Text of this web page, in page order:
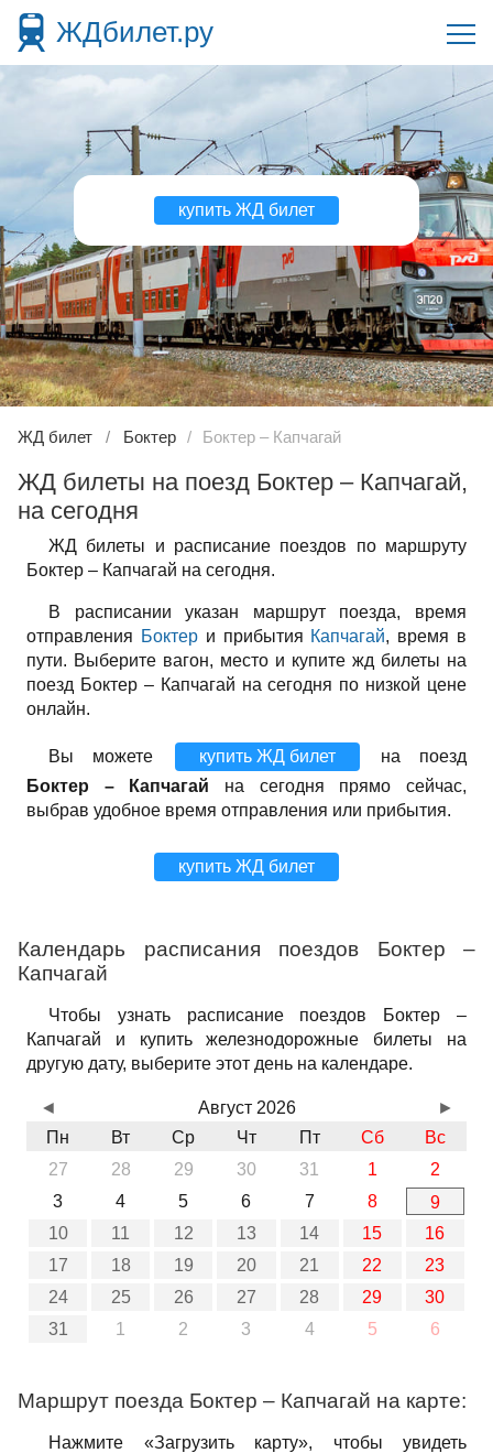
ЖДбилет.ру
купить ЖД билет
ЖД билет Боктер Боктер – Капчагай
ЖД билеты на поезд Боктер – Капчагай,
на сегодня
ЖД билеты и расписание поездов по маршруту
Боктер – Капчагай на сегодня.
В расписании указан маршрут поезда, время
отправления Боктери прибытия Капчагай, время в
пути. Выберите вагон, место и купите жд билеты на
поезд Боктер – Капчагай на сегодня по низкой цене
онлайн.
Вы можете купить ЖД билет
на поезд
Боктер – Капчагай на сегодня прямо сейчас,
выбрав удобное время отправления или прибытия.
купить ЖД билет
Календарь расписания поездов Боктер –
Капчагай
Чтобы узнать расписание поездов Боктер –
Капчагай и купить железнодорожные билеты на
другую дату, выберите этот день на календаре.
Август 2026
Пн
Вт Ср Чт Пт Сб
Вс
27
28 29 30 31 1
2
3
4 5 6 7 8
9
10
11 12 13 14 15
16
17
18 19 20 21 22
23
24
25 26 27 28 29
30
31
1 2 3 4 5 6
◄ ►
Маршрут поезда Боктер – Капчагай на карте:
Нажмите «Загрузить карту», чтобы увидеть